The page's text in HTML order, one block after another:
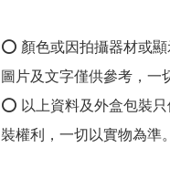
⭕️ 顏色或因拍攝器材或
圖片及文字僅供參考，一
⭕️ 以上資料及外盒包裝
裝權利，一切以實物為準。